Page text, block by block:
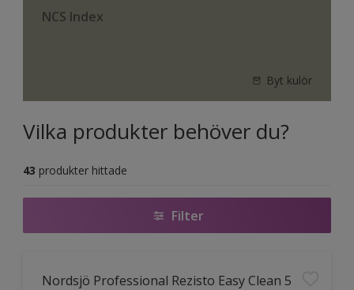
NCS Index
Byt kulör
Vilka produkter behöver du?
43 produkter hittade
Filter
Nordsjö Professional Rezisto Easy Clean 5